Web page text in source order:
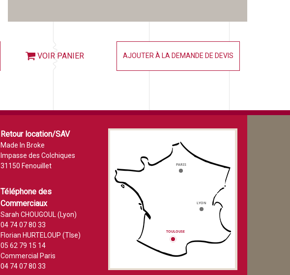
VOIR PANIER AJOUTER À LA DEMANDE DE DEVIS
Retour location/SAV
Made In Broke
Impasse des Colchiques
31150 Fenouillet
Téléphone des
Commerciaux
Sarah CHOUGOUL (Lyon)
04 74 07 80 33
Florian HURTELOUP (Tlse)
05 62 79 15 14
Commercial Paris
04 74 07 80 33